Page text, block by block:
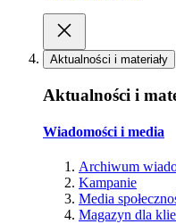
Aktualności i materiały
Aktualności i
Wiadomości i media
Archiwum
Kampanie
Media
Magazyn dla